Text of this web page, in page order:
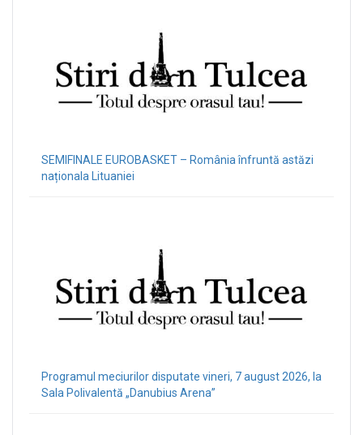
SEMIFINALE EUROBASKET – România înfruntă astăzi
naționala Lituaniei
Programul meciurilor disputate vineri, 7 august 2026, la
Sala Polivalentă „Danubius Arena”